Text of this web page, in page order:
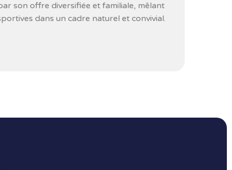
son offre diversifiée et familiale, mêlant
dans un cadre naturel et convivial.